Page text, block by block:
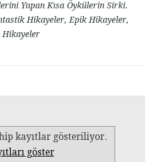
Yapan Kısa Öykülerin Sirki.
Hikayeler, Epik Hikayeler,
Hikayeler
kayıtlar gösteriliyor.
göster